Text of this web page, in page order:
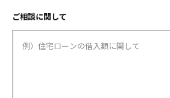
ご相談に関して